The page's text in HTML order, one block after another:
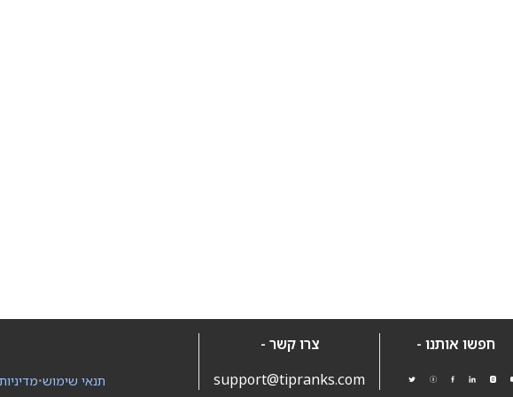
חפשו אותנו -
צרו קשר -
support@tipranks.com
•תנאי שימוש